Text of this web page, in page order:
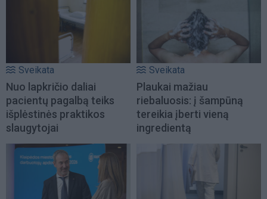
Sveikata
Nuo lapkričio daliai
pacientų pagalbą teiks
išplėstinės praktikos
slaugytojai
Sveikata
Plaukai mažiau
riebaluosis: į šampūną
tereikia įberti vieną
ingredientą